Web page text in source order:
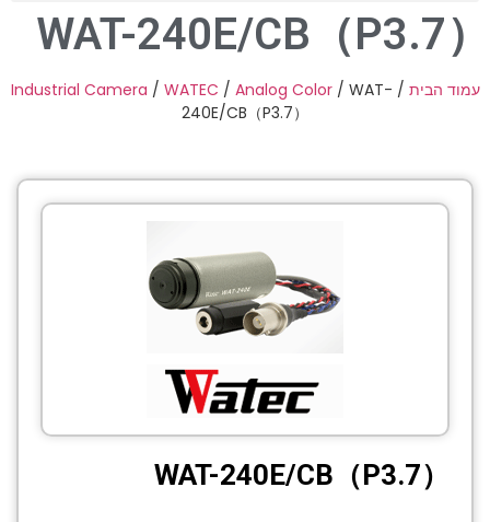
Frame Grabber
Industrial Camera
Professional Monitors
C-Mount Lenss
Professional Video Equipment
Visualizer
Fiber Optic
AV over IP
CCTV
Photo Printers
WAT-240E/CB（P3.7）
עמוד הבית /
Industrial Camera / WATEC / Analog Color/ WAT-
240E/CB（P3.7）
WAT-240E/CB（P3.7）